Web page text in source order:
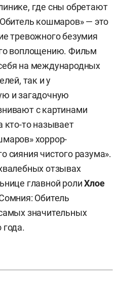
где сны обретают
кошмаров» — это
тревожного безумия
воплощению. Фильм
на международных
так и у
и загадочную
с картинами
кто-то называет
хоррор-
сияния чистого разума».
отзывах
главной ролиХлое
Обитель
значительных
года.